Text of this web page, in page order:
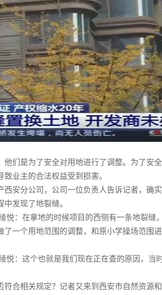
们是为了安全对用地进行了调整。为了安
业主的合法权益受到损害。
安分公司，公司一位负责人告诉记者，确
发现了地裂缝。
悦：在拿地的时候项目的西侧有一条地裂缝
一个用地范围的调整，和原小学操场范围
悦：这个也就是我们现在正在查的原因，当
合相关规定？记者又来到西安市自然资源和
英国